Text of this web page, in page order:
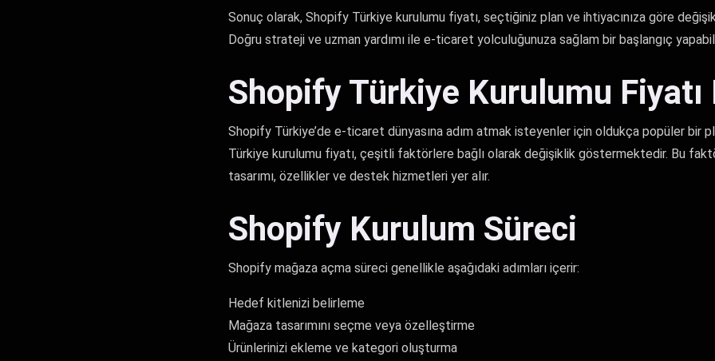
Sonuç olarak, Shopify Türkiye kurulumu fiyatı, seçtiğiniz plan ve ihtiyacınıza göre
Doğru strateji ve uzman yardımı ile e-ticaret yolculuğunuza sağlam bir başlangıç
Shopify Türkiye Kurulumu Fiyatı
Shopify Türkiye’de e-ticaret dünyasına adım atmak isteyenler için oldukça popüler bir
Türkiye kurulumu fiyatı, çeşitli faktörlere bağlı olarak değişiklik göstermektedir. Bu
tasarımı, özellikler ve destek hizmetleri yer alır.
Shopify Kurulum Süreci
Shopify mağaza açma süreci genellikle aşağıdaki adımları içerir:
Hedef kitlenizi belirleme
Mağaza tasarımını seçme veya özelleştirme
Ürünlerinizi ekleme ve kategori oluşturma